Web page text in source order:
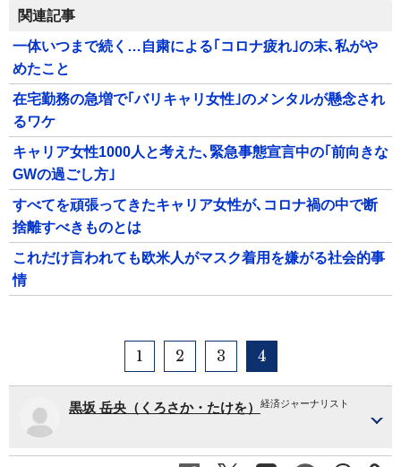
関連記事
一体いつまで続く…自粛による｢コロナ疲れ｣の末､私がや
めたこと
在宅勤務の急増で｢バリキャリ女性｣のメンタルが懸念され
るワケ
キャリア女性1000人と考えた､緊急事態宣言中の｢前向きな
GWの過ごし方｣
すべてを頑張ってきたキャリア女性が､コロナ禍の中で断
捨離すべきものとは
これだけ言われても欧米人がマスク着用を嫌がる社会的事
情
1 2 3 4
黒坂 岳央（くろさか・たけを） 経済ジャーナリスト